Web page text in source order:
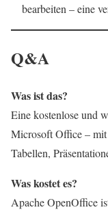
bearbeiten – eine
Q&A
Was ist das?
Eine kostenlose und
Microsoft Office –
Tabellen,
Was kostet es?
Apache OpenOffice